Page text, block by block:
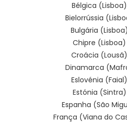
Bélgica
Bielorrússia
Bulgária
Chipre
Croácia
Dinamarca
Eslovénia
Estónia
Espanha (São
França (Viana do